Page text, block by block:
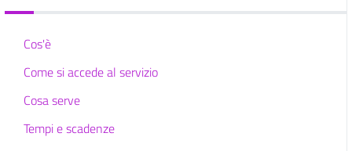
Cos'è
Come si accede al servizio
Cosa serve
Tempi e scadenze